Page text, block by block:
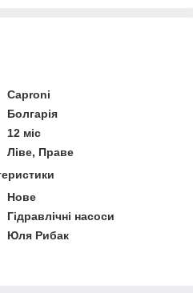
Caproni
Болгарія
12 міс
Ліве, Праве
Нове
Гідравлічні насоси
Юля Рибак